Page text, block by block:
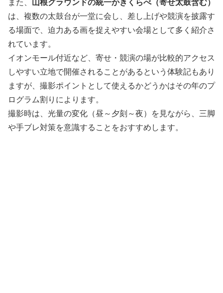
また、 山根グラウンドの統一かきくらべ（寄せ太鼓含む）
は、複数の太鼓台が一堂に会し、差し上げや競演を披露す
る場面で、迫力ある画を捉えやすい会場として多く紹介さ
れています。
イオンモール付近など、寄せ・競演の場が比較的アクセス
しやすい立地で開催されることがあるという体験記もあり
ますが、撮影ポイントとして使えるかどうかはその年のプ
ログラム割りによります。
撮影時は、光量の変化（昼～夕刻～夜）を見ながら、三脚
や手ブレ対策を意識することをおすすめします。